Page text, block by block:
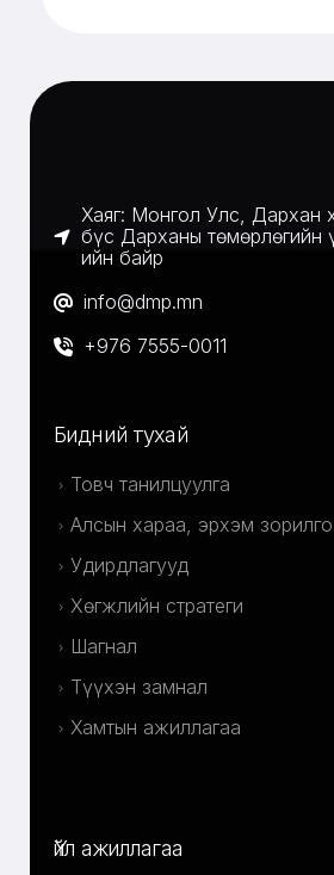
Хаяг: Монгол Улс, Дархан
бүс Дарханы төмөрлөгийн
ийн байр
info@dmp.mn
+976 7555-0011
Бидний тухай
Товч танилцуулга
Алсын хараа, эрхэм зорилго
Удирдлагууд
Хөгжлийн стратеги
Шагнал
Түүхэн замнал
Хамтын ажиллагаа
Үйл ажиллагаа